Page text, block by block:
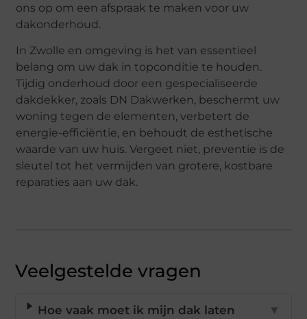
ons op om een afspraak te maken voor uw
dakonderhoud.
In Zwolle en omgeving is het van essentieel
belang om uw dak in topconditie te houden.
Tijdig onderhoud door een gespecialiseerde
dakdekker, zoals DN Dakwerken, beschermt uw
woning tegen de elementen, verbetert de
energie-efficiëntie, en behoudt de esthetische
waarde van uw huis. Vergeet niet, preventie is de
sleutel tot het vermijden van grotere, kostbare
reparaties aan uw dak.
Veelgestelde vragen
Hoe vaak moet ik mijn dak laten ▼